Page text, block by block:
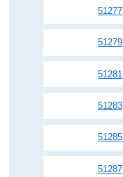
51277
51279
51281
51283
51285
51287